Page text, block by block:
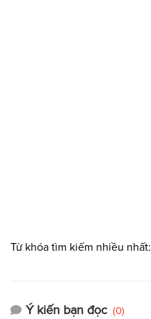
Từ khóa tìm kiếm nhiều nhất:
Ý kiến bạn đọc (0)